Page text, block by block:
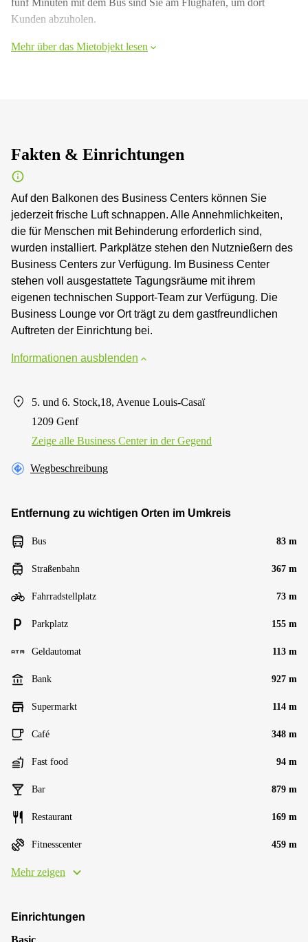
fünf Minuten mit dem Bus sind Sie am Flughafen, um dort
Kunden abzuholen.
Mehr über das Mietobjekt lesen
Fakten & Einrichtungen
Auf den Balkonen des Business Centers können Sie
jederzeit frische Luft schnappen. Alle Annehmlichkeiten,
die für Menschen mit Behinderung erforderlich sind,
wurden installiert. Parkplätze stehen den Nutznießern des
Business Centers zur Verfügung. Im Business Center
stehen voll ausgestattete Tagungsräume mit ihrem
eigenen technischen Support-Team zur Verfügung. Die
Business Lounge vor Ort trägt zu dem gastfreundlichen
Auftreten der Einrichtung bei.
Informationen ausblenden
5. und 6. Stock,18, Avenue Louis-Casaï
1209 Genf
Zeige alle Business Center in der Gegend
Wegbeschreibung
Entfernung zu wichtigen Orten im Umkreis
Bus 83 m
Straßenbahn 367 m
Fahrradstellplatz 73 m
Parkplatz 155 m
Geldautomat 113 m
Bank 927 m
Supermarkt 114 m
Café 348 m
Fast food 94 m
Bar 879 m
Restaurant 169 m
Fitnesscenter 459 m
Mehr zeigen
Einrichtungen
Basic